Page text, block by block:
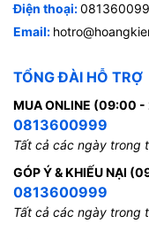
Điện thoại:
Email:
TỔNG ĐÀI HỖ TRỢ
MUA ONLINE (09:00
0813600999
Tất cả các ngày trong
GÓP Ý & KHIẾU NẠI
0813600999
Tất cả các ngày trong